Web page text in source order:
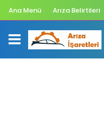
Ana Menü Arıza Belirtileri